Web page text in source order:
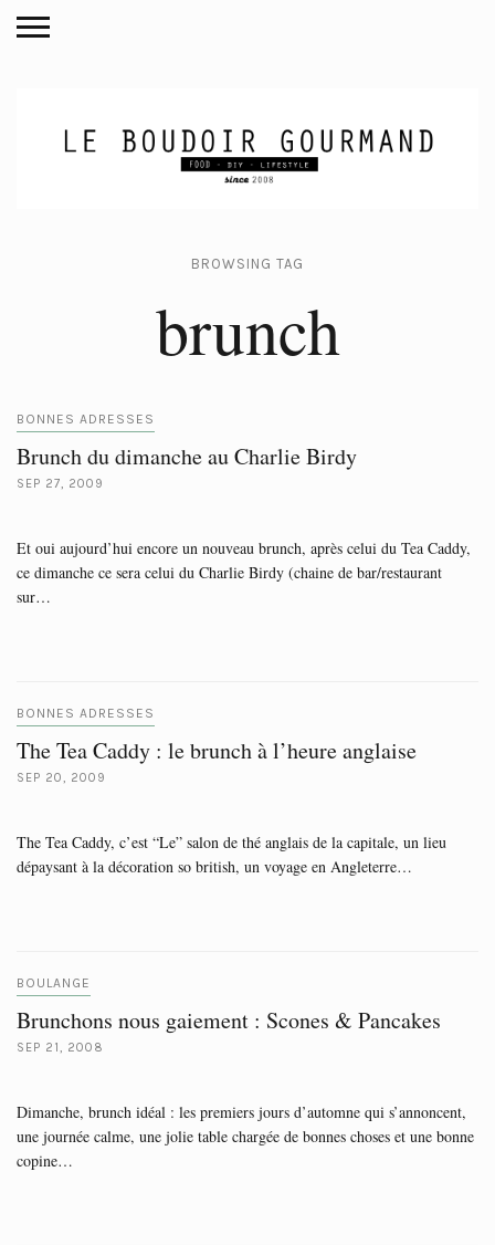
BROWSING TAG
brunch
BONNES ADRESSES
Brunch du dimanche au Charlie Birdy
SEP 27, 2009
Et oui aujourd’hui encore un nouveau brunch, après celui du Tea Caddy,
ce dimanche ce sera celui du Charlie Birdy (chaine de bar/restaurant
sur…
BONNES ADRESSES
The Tea Caddy : le brunch à l’heure anglaise
SEP 20, 2009
The Tea Caddy, c’est “Le” salon de thé anglais de la capitale, un lieu
dépaysant à la décoration so british, un voyage en Angleterre…
BOULANGE
Brunchons nous gaiement : Scones & Pancakes
SEP 21, 2008
Dimanche, brunch idéal : les premiers jours d’automne qui s’annoncent,
une journée calme, une jolie table chargée de bonnes choses et une bonne
copine…